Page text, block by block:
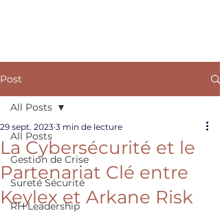
Post
All Posts
Gestion de Crise
Sureté Sécurité
RH Leadership
All Posts
La Cybersécurité et le
Partenariat Clé entre
Keylex et Arkane Risk
29 sept. 2023 3 min de lecture